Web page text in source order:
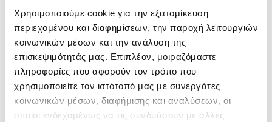
Χρησιμοποιούμε cookie για την εξατομίκευση
περιεχομένου και διαφημίσεων, την παροχή λειτουργιών
κοινωνικών μέσων και την ανάλυση της
επισκεψιμότητάς μας. Επιπλέον, μοιραζόμαστε
πληροφορίες που αφορούν τον τρόπο που
χρησιμοποιείτε τον ιστότοπό μας με συνεργάτες
κοινωνικών μέσων, διαφήμισης και αναλύσεων, οι
οποίοι ενδεχομένως να τις συνδυάσουν με άλλες
ΦΟΡΤΩΣΗ ΠΡΟΗΓΟΥΜΕΝΩΝ ΠΡΟΪΟΝΤΩΝ